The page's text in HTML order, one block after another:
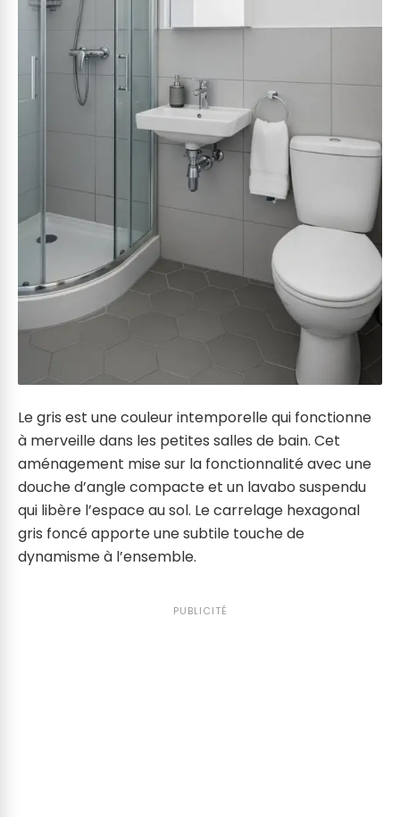
Le gris est une couleur intemporelle qui fonctionne
à merveille dans les petites salles de bain. Cet
aménagement mise sur la fonctionnalité avec une
douche d’angle compacte et un lavabo suspendu
qui libère l’espace au sol. Le carrelage hexagonal
gris foncé apporte une subtile touche de
dynamisme à l’ensemble.
PUBLICITÉ